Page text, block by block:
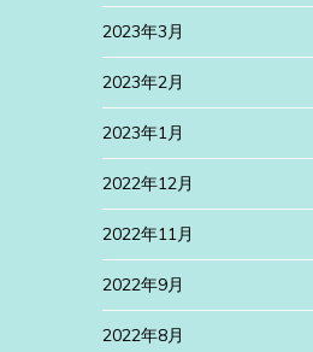
2023年3月
2023年2月
2023年1月
2022年12月
2022年11月
2022年9月
2022年8月